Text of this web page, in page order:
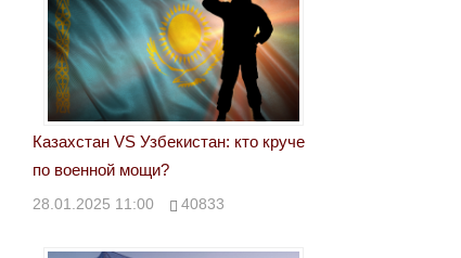
Казахстан VS Узбекистан: кто круче
по военной мощи?
28.01.2025 11:00 40833